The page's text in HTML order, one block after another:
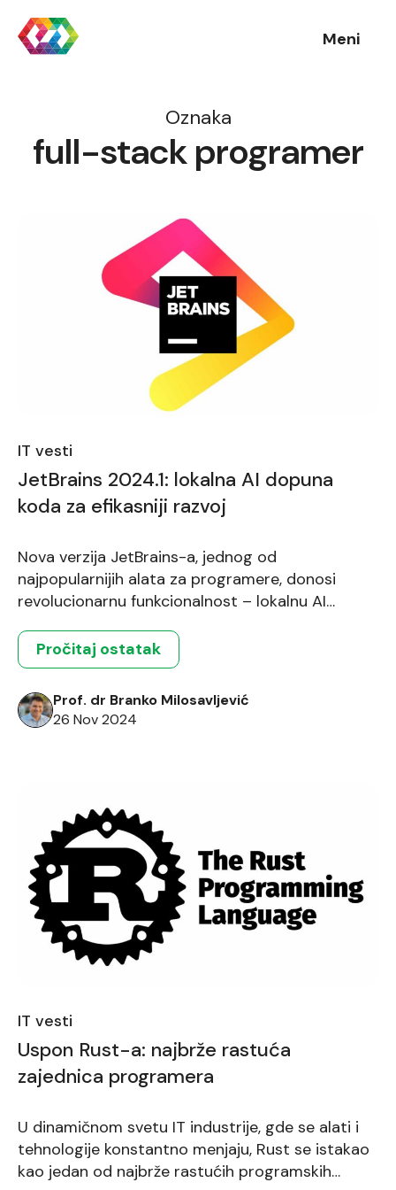
Meni
Oznaka
full-stack programer
IT vesti
JetBrains 2024.1: lokalna AI dopuna
koda za efikasniji razvoj
Nova verzija JetBrains-a, jednog od
najpopularnijih alata za programere, donosi
revolucionarnu funkcionalnost – lokalnu AI
unapređuje proces programiranja, pružajući
sugestije u realnom vremenu, bez potrebe za
eksternom obradom podataka. Iako se JetBrains
alati ne obrađuju direktno u okviru školovanja na
FTN Informatika, znanja i veštine koje studenti
Pročitaj ostatak
Prof. dr Branko Milosavljević
26 Nov 2024
IT vesti
Uspon Rust-a: najbrže rastuća
zajednica programera
U dinamičnom svetu IT industrije, gde se alati i
tehnologije konstantno menjaju, Rust se istakao
kao jedan od najbrže rastućih programskih